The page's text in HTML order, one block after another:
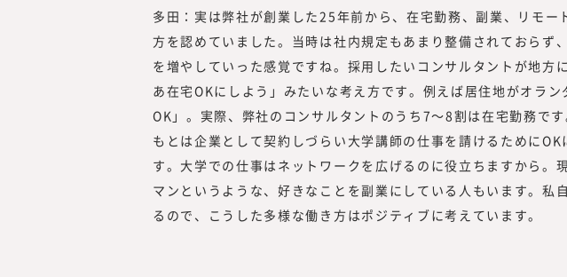
多田：実は弊社が創業した25年前から、在宅勤務、副業、リモー
方を認めていました。当時は社内規定もあまり整備されておらず
を増やしていった感覚ですね。採用したいコンサルタントが地方
あ在宅OKにしよう」みたいな考え方です。例えば居住地がオラン
OK」。実際、弊社のコンサルタントのうち7～8割は在宅勤務で
もとは企業として契約しづらい大学講師の仕事を請けるためにOK
す。大学での仕事はネットワークを広げるのに役立ちますから。
マンというような、好きなことを副業にしている人もいます。私
るので、こうした多様な働き方はポジティブに考えています。